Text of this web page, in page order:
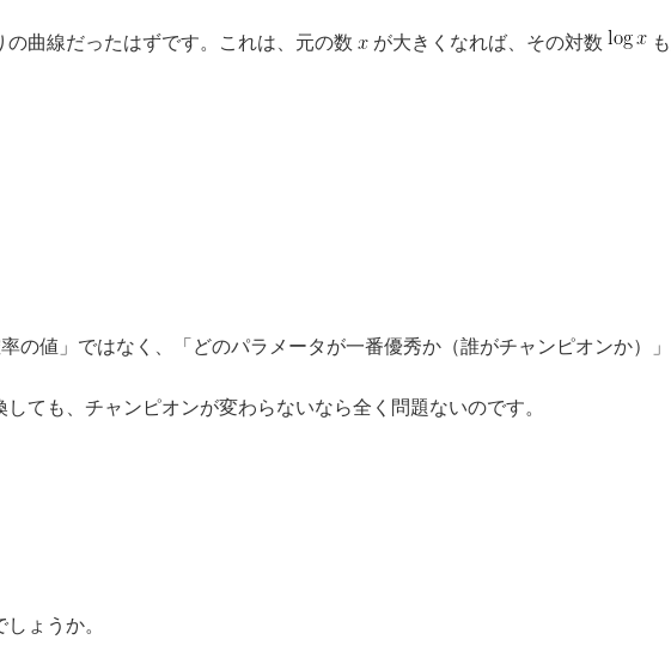
曲線だったはずです。これは、元の数 が大きくなれば、その対数
の値」ではなく、「どのパラメータが一番優秀か（誰がチャンピオンか）」
ても、チャンピオンが変わらないなら全く問題ないのです。
ょうか。